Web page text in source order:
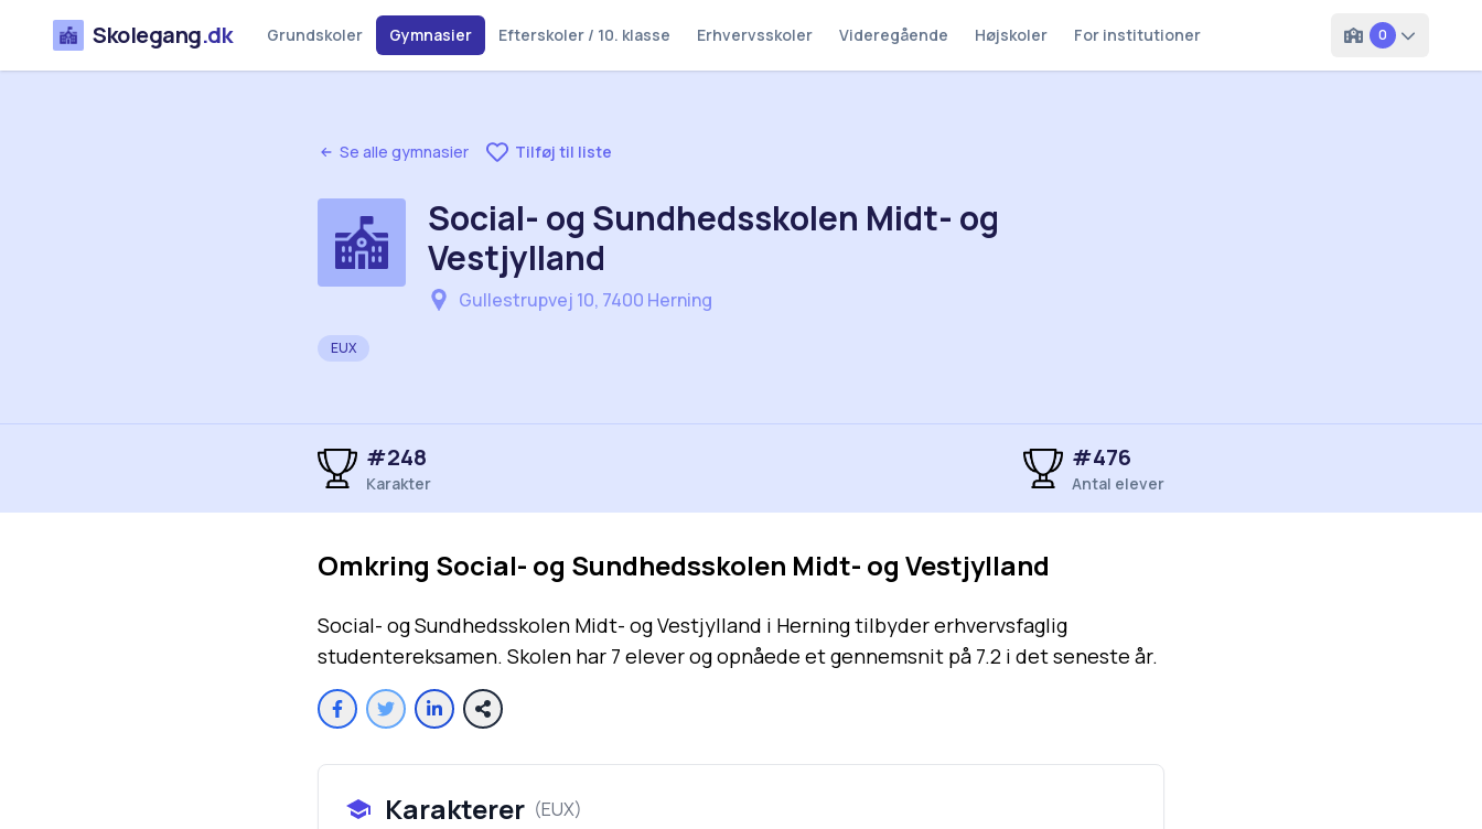
Skolegang.dk Grundskoler Gymnasier Efterskoler / 10. klasse Erhvervsskoler Videregående Højskoler For institutioner 0
Se alle gymnasier Tilføj til liste
Social- og Sundhedsskolen Midt- og
Vestjylland
Gullestrupvej 10, 7400 Herning
EUX
#248
Karakter
#476
Antal elever
Omkring Social- og Sundhedsskolen Midt- og Vestjylland
Social- og Sundhedsskolen Midt- og Vestjylland i Herning tilbyder erhvervsfaglig
studentereksamen. Skolen har 7 elever og opnåede et gennemsnit på 7.2 i det seneste år.
Karakterer (EUX)